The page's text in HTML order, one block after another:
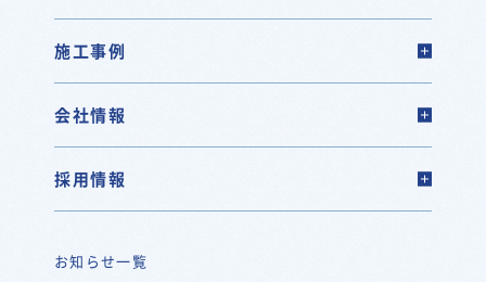
施工事例
会社情報
採用情報
お知らせ一覧